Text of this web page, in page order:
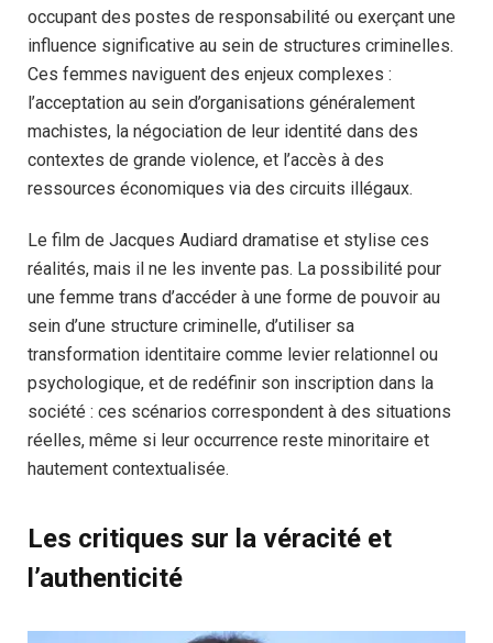
occupant des postes de responsabilité ou exerçant une
influence significative au sein de structures criminelles.
Ces femmes naviguent des enjeux complexes :
l’acceptation au sein d’organisations généralement
machistes, la négociation de leur identité dans des
contextes de grande violence, et l’accès à des
ressources économiques via des circuits illégaux.
Le film de Jacques Audiard dramatise et stylise ces
réalités, mais il ne les invente pas. La possibilité pour
une femme trans d’accéder à une forme de pouvoir au
sein d’une structure criminelle, d’utiliser sa
transformation identitaire comme levier relationnel ou
psychologique, et de redéfinir son inscription dans la
société : ces scénarios correspondent à des situations
réelles, même si leur occurrence reste minoritaire et
hautement contextualisée.
Les critiques sur la véracité et
l’authenticité